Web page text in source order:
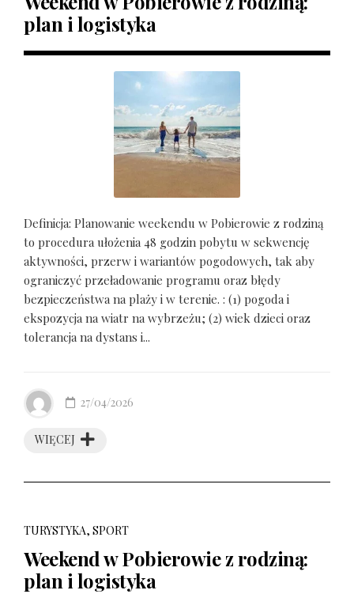
plan i logistyka
Definicja: Planowanie weekendu w Pobierowie z rodziną
to procedura ułożenia 48 godzin pobytu w sekwencję
aktywności, przerw i wariantów pogodowych, tak aby
ograniczyć przeładowanie programu oraz błędy
bezpieczeństwa na plaży i w terenie. : (1) pogoda i
ekspozycja na wiatr na wybrzeżu; (2) wiek dzieci oraz
tolerancja na dystans i...
WIĘCEJ
27/04/2026
TURYSTYKA, SPORT
Weekend w Pobierowie z rodziną:
plan i logistyka